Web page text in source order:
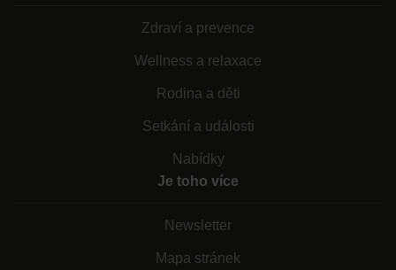
Zdraví a prevence
Wellness a relaxace
Rodina a děti
Setkání a události
Nabídky
Je toho více
Newsletter
Mapa stránek